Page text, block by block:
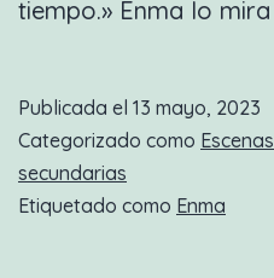
tiempo.» Enma lo mira
Publicada el 13 mayo, 2023
Categorizado como
secundarias
Etiquetado como Enma